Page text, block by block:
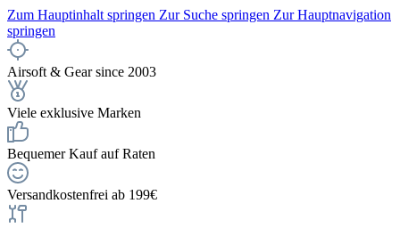
Zum Hauptinhalt springen Zur Suche springen Zur Hauptnavigation
springen
Airsoft & Gear since 2003
Viele exklusive Marken
Bequemer Kauf auf Raten
Versandkostenfrei ab 199€